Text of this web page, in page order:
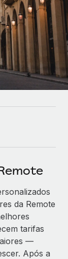
da Remote
tarifas
—
Após a